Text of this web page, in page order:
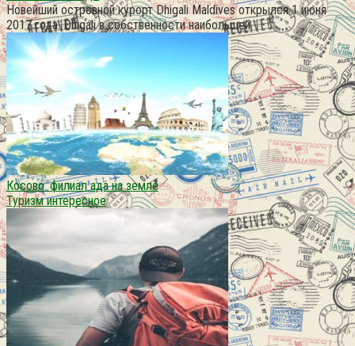
Новейший островной курорт Dhigali Maldives открылся 1 июня
2017 года. Dhigali в собственности наибольшей
Косово. филиал ада на земле
Туризм интересное